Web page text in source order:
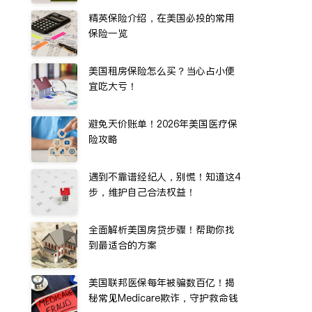
精英保险介绍，在美国必投的常用
保险一览
美国租房保险怎么买？当心占小便
宜吃大亏！
避免天价账单！2026年美国医疗保
险攻略
遇到不靠谱经纪人，别慌！知道这4
步，维护自己合法权益！
全面解析美国房贷步骤！帮助你找
到最适合的方案
美国联邦医保每年被骗数百亿！揭
秘常见Medicare欺诈，守护救命钱